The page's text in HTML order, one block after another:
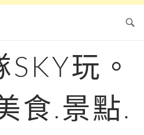
玩。
食.景點.